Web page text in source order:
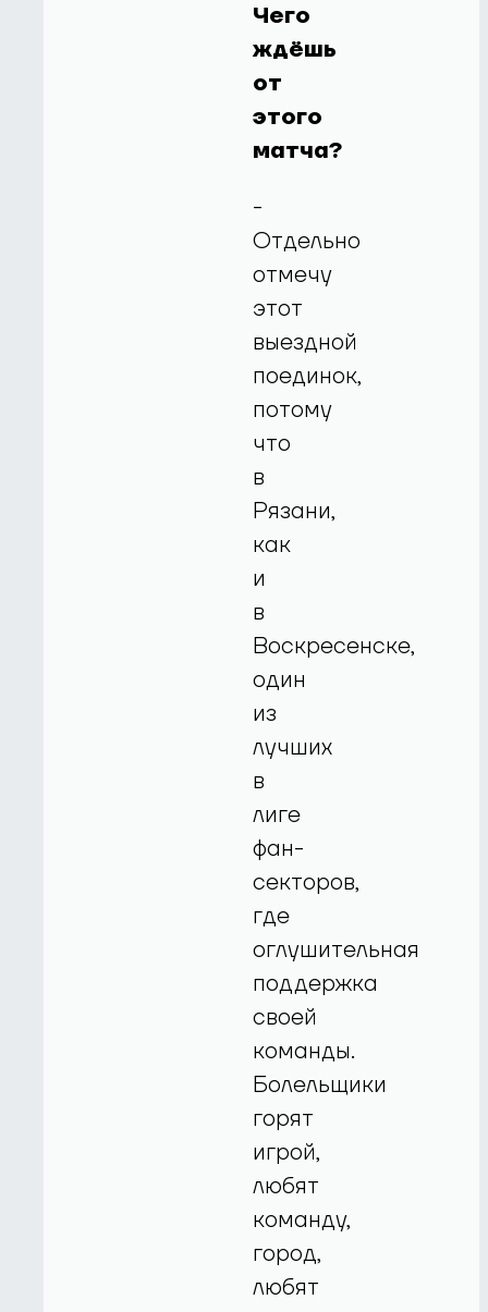
Чего
ждёшь
от
этого
матча?
-
Отдельно
отмечу
этот
выездной
поединок,
потому
что
в
Рязани,
как
и
в
Воскресенске,
один
из
лучших
в
лиге
фан-
секторов,
где
оглушительная
поддержка
своей
команды.
Болельщики
горят
игрой,
любят
команду,
город,
любят